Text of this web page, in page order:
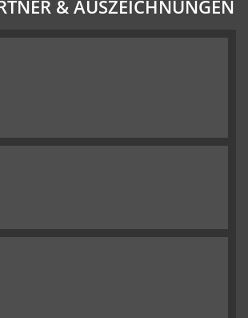
& AUSZEICHNUNGEN